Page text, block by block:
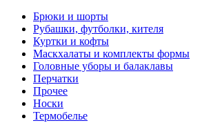
Брюки и шорты
Рубашки, футболки, кителя
Куртки и кофты
Маскхалаты и комплекты формы
Головные уборы и балаклавы
Перчатки
Прочее
Носки
Термобелье